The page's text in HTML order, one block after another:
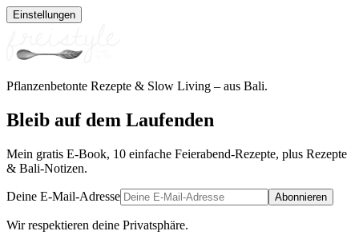
Einstellungen
Pflanzenbetonte Rezepte & Slow Living – aus Bali.
Bleib auf dem Laufenden
Mein gratis E-Book, 10 einfache Feierabend-Rezepte, plus Rezepte
& Bali-Notizen.
Deine E-Mail-Adresse Abonnieren
Wir respektieren deine Privatsphäre.